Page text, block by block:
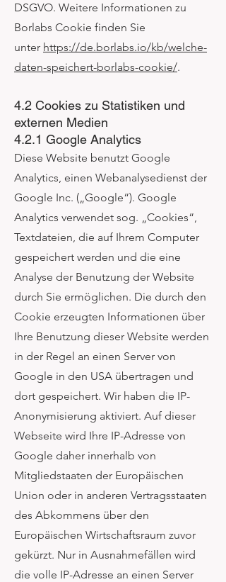
DSGVO. Weitere Informationen zu
Borlabs Cookie finden Sie
unter https://de.borlabs.io/kb/welche-
daten-speichert-borlabs-cookie/.
4.2 Cookies zu Statistiken und
externen Medien
4.2.1 Google Analytics
Diese Website benutzt Google
Analytics, einen Webanalysedienst der
Google Inc. („Google“). Google
Analytics verwendet sog. „Cookies“,
Textdateien, die auf Ihrem Computer
gespeichert werden und die eine
Analyse der Benutzung der Website
durch Sie ermöglichen. Die durch den
Cookie erzeugten Informationen über
Ihre Benutzung dieser Website werden
in der Regel an einen Server von
Google in den USA übertragen und
dort gespeichert. Wir haben die IP-
Anonymisierung aktiviert. Auf dieser
Webseite wird Ihre IP-Adresse von
Google daher innerhalb von
Mitgliedstaaten der Europäischen
Union oder in anderen Vertragsstaaten
des Abkommens über den
Europäischen Wirtschaftsraum zuvor
gekürzt. Nur in Ausnahmefällen wird
die volle IP-Adresse an einen Server